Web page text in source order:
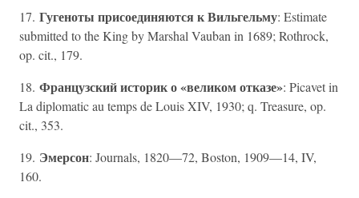
17. Гугеноты присоединяются к Вильгельму: Estimate
submitted to the King by Marshal Vauban in 1689; Rothrock,
op. cit., 179.
18. Французский историк о «великом отказе»: Picavet in
La diplomatic au temps de Louis XIV, 1930; q. Treasure, op.
cit., 353.
19. Эмерсон: Journals, 1820—72, Boston, 1909—14, IV,
160.